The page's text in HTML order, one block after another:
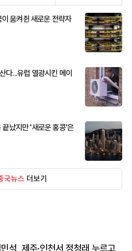
움켜쥔 새로운 전략자
다...유럽 열광시킨 메이
났지만 '새로운 홍콩'은
국뉴스 더보기
석, 제주·인천서 정청래 누르고